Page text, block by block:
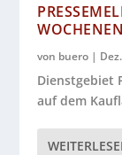
von buero |
Dienstgebiet
auf dem